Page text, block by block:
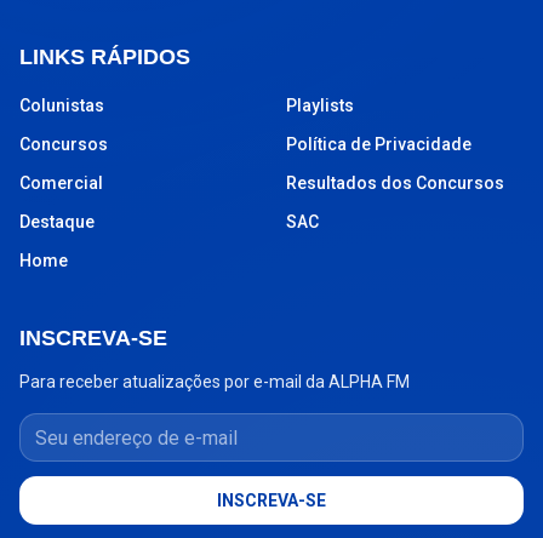
LINKS RÁPIDOS
Colunistas
Concursos
Comercial
Destaque
Home
Playlists
Política de Privacidade
Resultados dos Concursos
SAC
INSCREVA-SE
Para receber atualizações por e-mail da ALPHA FM
Seu endereço de e-mail
INSCREVA-SE